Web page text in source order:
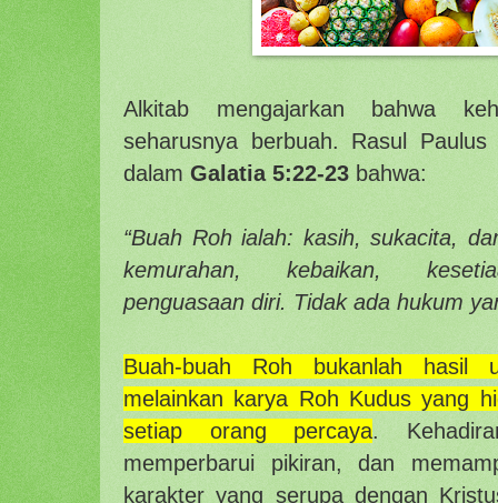
Alkitab mengajarkan bahwa
seharusnya berbuah. Rasul
dalam Galatia 5:22-23 bahwa:
“Buah Roh ialah: kasih, sukacita,
kemurahan, kebaikan,
penguasaan diri. Tidak ada hukum
Buah-buah Roh
bukanlah hasil
melainkan karya Roh Kudus yang
setiap orang percaya.
memperbarui pikiran, dan
karakter yang serupa dengan